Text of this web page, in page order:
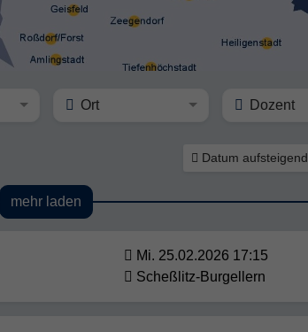
Ort Dozent
Datum aufsteigend
mehr laden
Mi. 25.02.2026 17:15
Scheßlitz-Burgellern